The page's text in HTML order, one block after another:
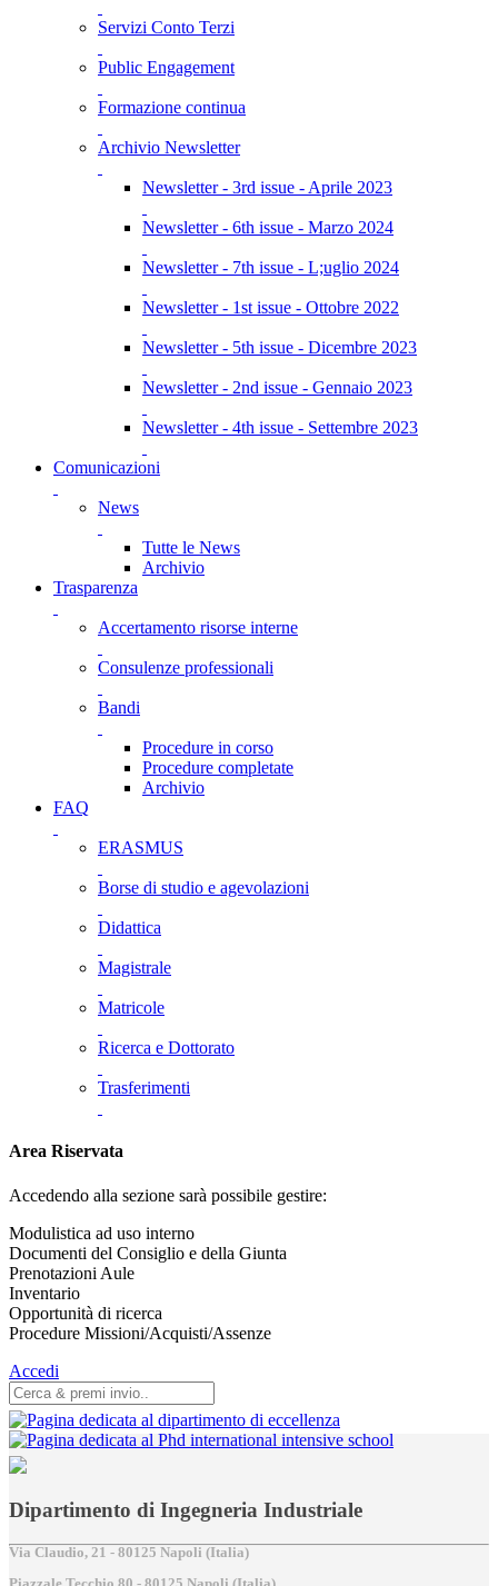
Servizi Conto Terzi
Public Engagement
Formazione continua
Archivio Newsletter
Newsletter - 3rd issue - Aprile 2023
Newsletter - 6th issue - Marzo 2024
Newsletter - 7th issue - L;uglio 2024
Newsletter - 1st issue - Ottobre 2022
Newsletter - 5th issue - Dicembre 2023
Newsletter - 2nd issue - Gennaio 2023
Newsletter - 4th issue - Settembre 2023
Comunicazioni
News
Tutte le News
Archivio
Trasparenza
Accertamento risorse interne
Consulenze professionali
Bandi
Procedure in corso
Procedure completate
Archivio
FAQ
ERASMUS
Borse di studio e agevolazioni
Didattica
Magistrale
Matricole
Ricerca e Dottorato
Trasferimenti
Area Riservata
Accedendo alla sezione sarà possibile gestire:
Modulistica ad uso interno
Documenti del Consiglio e della Giunta
Prenotazioni Aule
Inventario
Opportunità di ricerca
Procedure Missioni/Acquisti/Assenze
Accedi
Dipartimento di Ingegneria Industriale
Via Claudio, 21 - 80125 Napoli (Italia)